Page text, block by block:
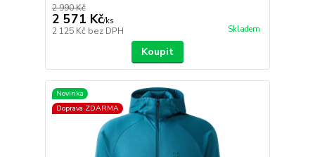
2 990 Kč
2 571 Kč/ks
2 125 Kč bez DPH Skladem
Koupit
Novinka
Doprava ZDARMA